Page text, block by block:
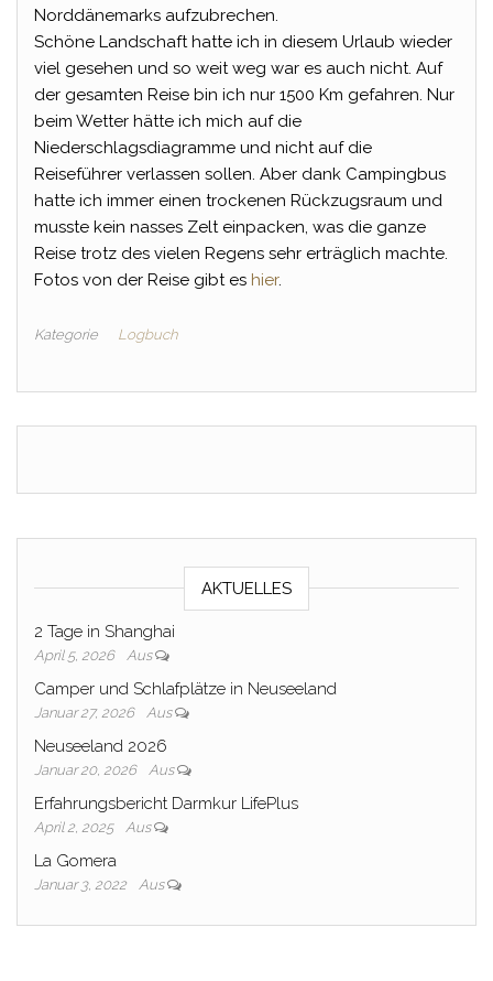
Norddänemarks aufzubrechen.
Schöne Landschaft hatte ich in diesem Urlaub wieder
viel gesehen und so weit weg war es auch nicht. Auf
der gesamten Reise bin ich nur 1500 Km gefahren. Nur
beim Wetter hätte ich mich auf die
Niederschlagsdiagramme und nicht auf die
Reiseführer verlassen sollen. Aber dank Campingbus
hatte ich immer einen trockenen Rückzugsraum und
musste kein nasses Zelt einpacken, was die ganze
Reise trotz des vielen Regens sehr erträglich machte.
Fotos von der Reise gibt es hier.
Kategorie Logbuch
AKTUELLES
2 Tage in Shanghai
April 5, 2026 Aus
Camper und Schlafplätze in Neuseeland
Januar 27, 2026 Aus
Neuseeland 2026
Januar 20, 2026 Aus
Erfahrungsbericht Darmkur LifePlus
April 2, 2025 Aus
La Gomera
Januar 3, 2022 Aus